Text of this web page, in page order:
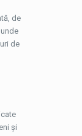
de
de
și